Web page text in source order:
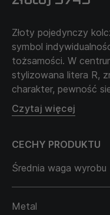
Złoty pojedynczy
symbol
tożsamości. W
stylizowana litera R,
charakter, pewność
że prawdziwy styl
od umiejętności
Czytaj więcej
CECHY PRODUKTU
Średnia waga wyrobu
Metal